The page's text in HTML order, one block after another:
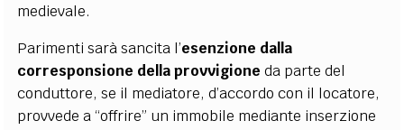
medievale.
Parimenti sarà sancita l’esenzione dalla
corresponsione della provvigione da parte del
conduttore, se il mediatore, d’accordo con il locatore,
provvede a “offrire” un immobile mediante inserzione